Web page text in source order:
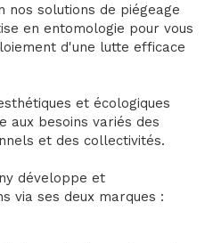
nos solutions de piégeage
en entomologie pour vous
d'une lutte efficace
et écologiques
aux besoins variés des
et des collectivités.
développe et
via ses deux marques :